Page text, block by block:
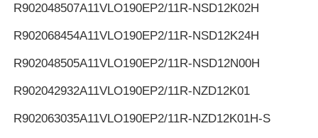
R902048507A11VLO190EP2/11R-NSD12K02H
R902068454A11VLO190EP2/11R-NSD12K24H
R902048505A11VLO190EP2/11R-NSD12N00H
R902042932A11VLO190EP2/11R-NZD12K01
R902063035A11VLO190EP2/11R-NZD12K01H-S